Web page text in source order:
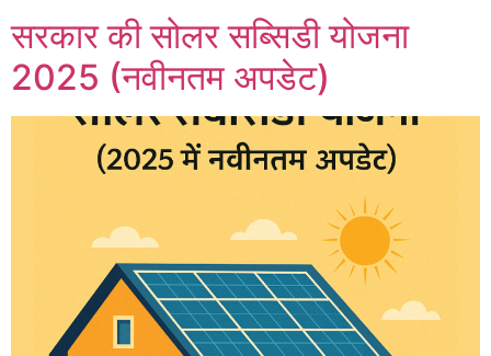
सरकार की सोलर सब्सिडी योजना
2025 (नवीनतम अपडेट)